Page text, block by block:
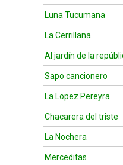
Luna Tucumana
La Cerrillana
Al jardín de la
Sapo cancionero
La Lopez Pereyra
Chacarera del triste
La Nochera
Merceditas